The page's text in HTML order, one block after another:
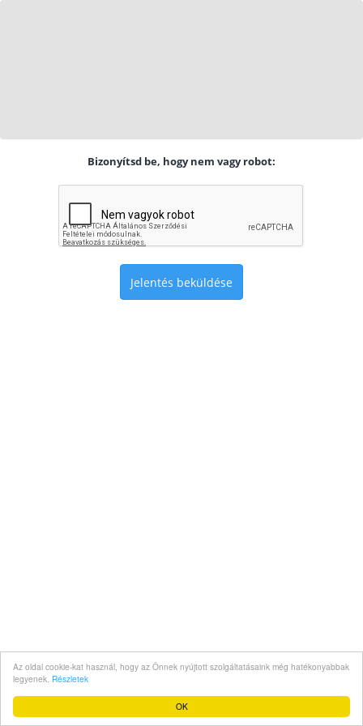
OK
Az oldal cookie-kat használ, hogy az Önnek nyújtott szolgáltatásaink még hatékonyabbak
legyenek. Részletek
Bizonyítsd be, hogy nem vagy robot:
Jelentés beküldése